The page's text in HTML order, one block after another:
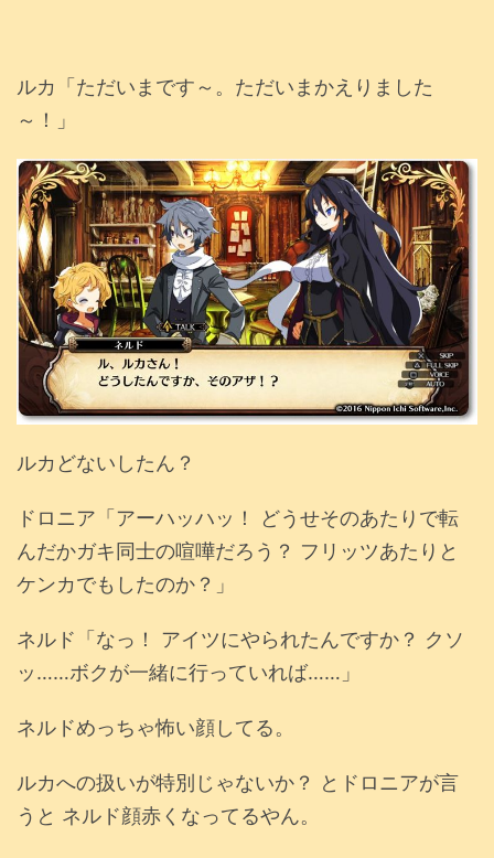
ルカ「ただいまです～。ただいまかえりました
～！」
ルカどないしたん？
ドロニア「アーハッハッ！ どうせそのあたりで転
んだかガキ同士の喧嘩だろう？ フリッツあたりと
ケンカでもしたのか？」
ネルド「なっ！ アイツにやられたんですか？ クソ
ッ……ボクが一緒に行っていれば……」
ネルドめっちゃ怖い顔してる。
ルカへの扱いが特別じゃないか？ とドロニアが言
うと ネルド顔赤くなってるやん。